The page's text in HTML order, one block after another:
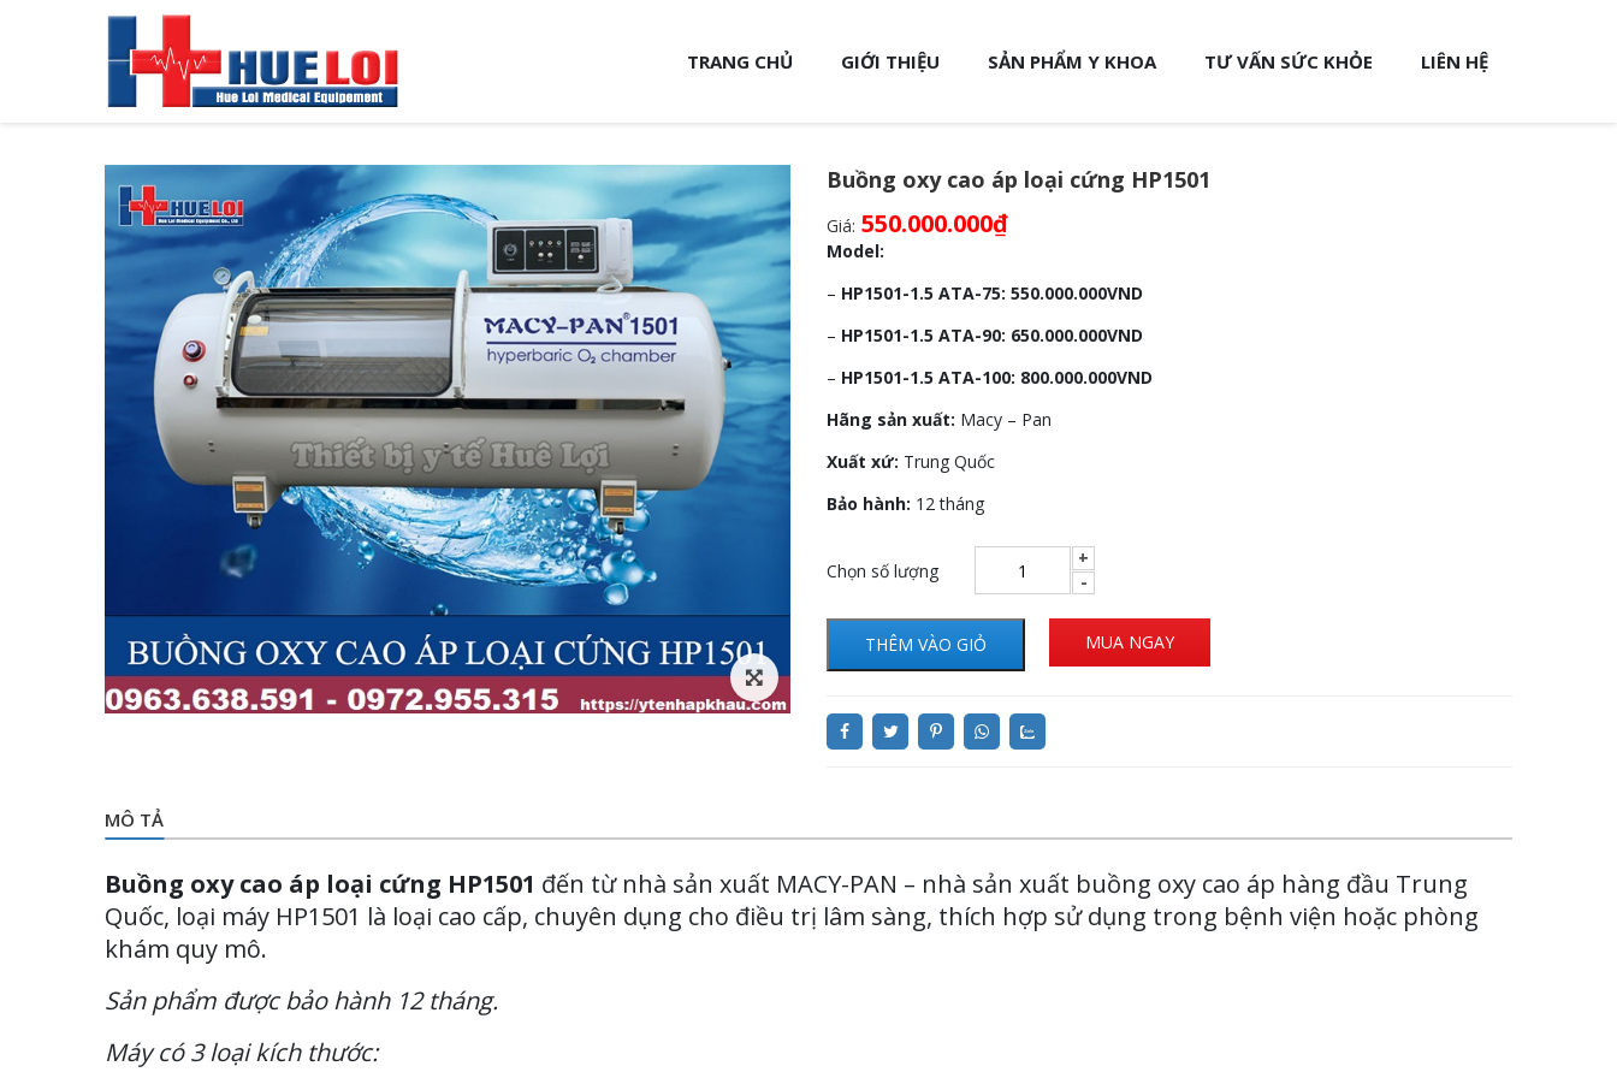
TRANG CHỦ GIỚI THIỆU SẢN PHẨM Y KHOA TƯ VẤN SỨC KHỎE LIÊN HỆ
Buồng oxy cao áp loại cứng HP1501
Giá: 550.000.000₫
Model:
– HP1501-1.5 ATA-75: 550.000.000VND
– HP1501-1.5 ATA-90: 650.000.000VND
– HP1501-1.5 ATA-100: 800.000.000VND
Hãng sản xuất: Macy – Pan
Xuất xứ: Trung Quốc
Bảo hành: 12 tháng
Chọn số lượng
THÊM VÀO GIỎ MUA NGAY
MÔ TẢ
Buồng oxy cao áp loại cứng HP1501 đến từ nhà sản xuất MACY-PAN – nhà sản xuất buồng oxy cao áp hàng đầu Trung
Quốc, loại máy HP1501 là loại cao cấp, chuyên dụng cho điều trị lâm sàng, thích hợp sử dụng trong bệnh viện hoặc phòng
khám quy mô.
Sản phẩm được bảo hành 12 tháng.
Máy có 3 loại kích thước: